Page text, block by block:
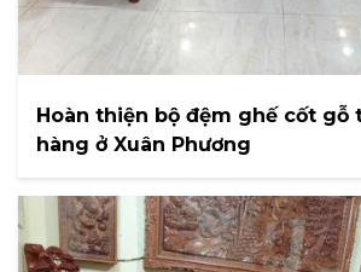
Hoàn thiện bộ đệm ghế cốt gỗ
hàng ở Xuân Phương